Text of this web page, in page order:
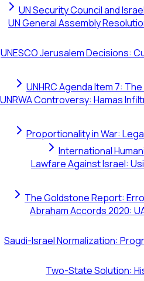
UN Security Council and
UN General Assembly
UNESCO Jerusalem Decisions:
UNHRC Agenda Item 7:
UNRWA Controversy: Hamas
Proportionality in War:
International
Lawfare Against Israel:
The Goldstone Report:
Abraham Accords 2020:
Saudi-Israel Normalization:
Two-State Solution: